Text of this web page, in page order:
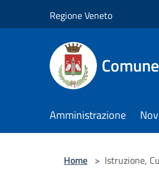
Regione Veneto
Amministrazione
Home > Istruzione,